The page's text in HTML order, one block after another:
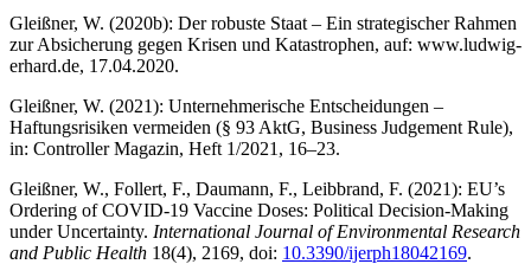
Gleißner, W. (2020b): Der robuste Staat – Ein strategischer Rahmen
zur Absicherung gegen Krisen und Katastrophen, auf: www.ludwig-
erhard.de, 17.04.2020.
Gleißner, W. (2021): Unternehmerische Entscheidungen –
Haftungsrisiken vermeiden (§ 93 AktG, Business Judgement Rule),
in: Controller Magazin, Heft 1/2021, 16–23.
Gleißner, W., Follert, F., Daumann, F., Leibbrand, F. (2021): EU’s
Ordering of COVID-19 Vaccine Doses: Political Decision-Making
under Uncertainty. International Journal of Environmental Research
and Public Health 18(4), 2169, doi: 10.3390/ijerph18042169.